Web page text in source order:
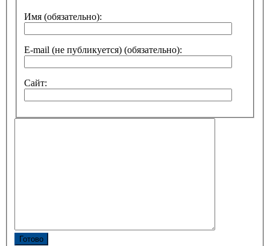
Имя (обязательно):
E-mail (не публикуется) (обязательно):
Сайт:
Готово